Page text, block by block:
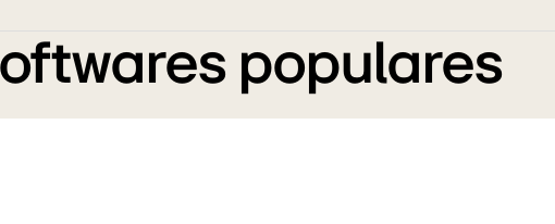
populares